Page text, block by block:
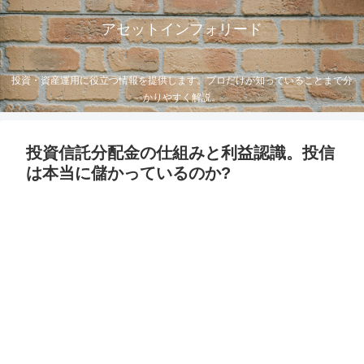
アセットインフォリード
投資・資産運用に役立つ情報を提供します。プロだけが知っていることまで分
かりやすく解説。
投資信託分配金の仕組みと利益認識。投信
は本当に儲かっているのか?